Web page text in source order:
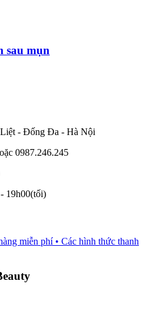
sau mụn
Liệt - Đống Đa - Hà Nội
0987.246.245
19h00(tối)
miễn phí • Các hình thức thanh